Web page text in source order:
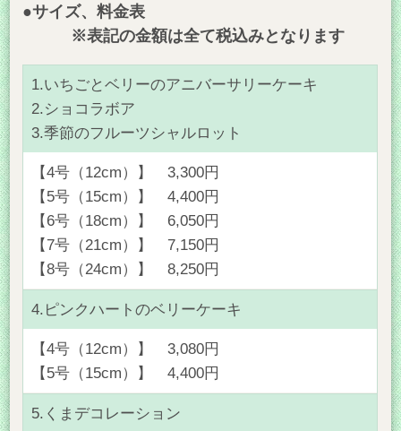
●サイズ、料金表
※表記の金額は全て税込みとなります
1.いちごとベリーのアニバーサリーケーキ
2.ショコラボア
3.季節のフルーツシャルロット
【4号（12cm）】 3,300円
【5号（15cm）】 4,400円
【6号（18cm）】 6,050円
【7号（21cm）】 7,150円
【8号（24cm）】 8,250円
4.ピンクハートのベリーケーキ
【4号（12cm）】 3,080円
【5号（15cm）】 4,400円
5.くまデコレーション